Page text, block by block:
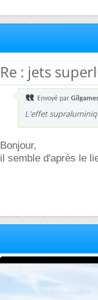
Re : jets
Envoyé par
L'effet
Bonjour,
il semble d'après le